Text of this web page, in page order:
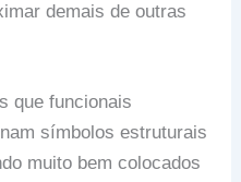
demais de outras
que funcionais
símbolos estruturais
muito bem colocados